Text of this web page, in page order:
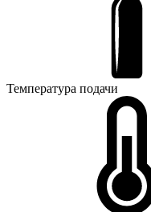
Температура подачи